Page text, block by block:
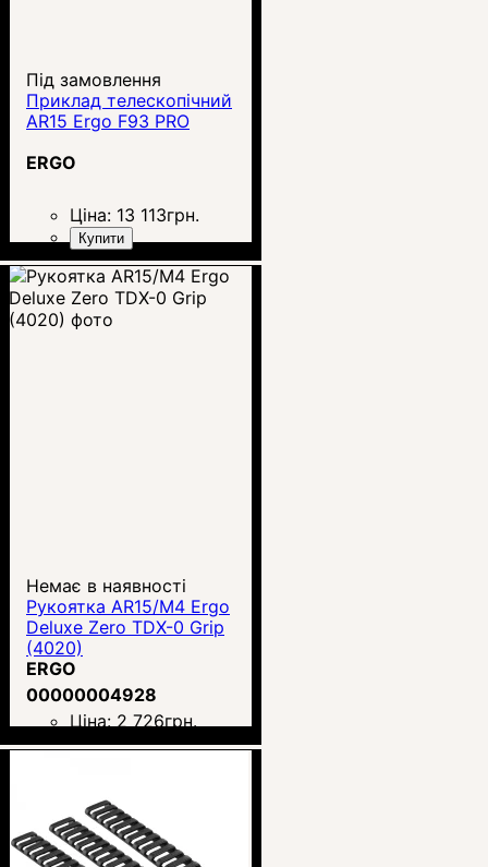
Під замовлення
Приклад телескопічний
AR15 Ergo F93 PRO
ERGO
Ціна: 13 113грн.
Купити
Немає в наявності
Рукоятка AR15/M4 Ergo
Deluxe Zero TDX-0 Grip
(4020)
ERGO
00000004928
Ціна: 2 726грн.